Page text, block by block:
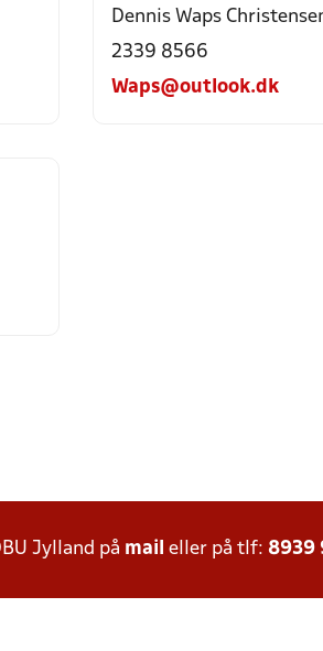
Dennis Waps
2339 8566
Waps@outlook.dk
Jylland på mail eller på tlf: 8939